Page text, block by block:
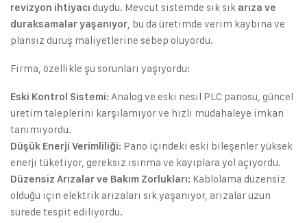
revizyon ihtiyacı duydu. Mevcut sistemde sık sık arıza ve
duraksamalar yaşanıyor, bu da üretimde verim kaybına ve
plansız duruş maliyetlerine sebep oluyordu.
Firma, özellikle şu sorunları yaşıyordu:
Eski Kontrol Sistemi: Analog ve eski nesil PLC panosu, güncel
üretim taleplerini karşılamıyor ve hızlı müdahaleye imkan
tanımıyordu.
Düşük Enerji Verimliliği: Pano içindeki eski bileşenler yüksek
enerji tüketiyor, gereksiz ısınma ve kayıplara yol açıyordu.
Düzensiz Arızalar ve Bakım Zorlukları: Kablolama düzensiz
olduğu için elektrik arızaları sık yaşanıyor, arızalar uzun
sürede tespit ediliyordu.